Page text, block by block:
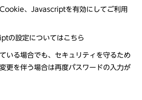
、Javascriptを有効にしてご利用
の設定についてはこちら
いる場合でも、セキュリティを守るため
更を伴う場合は再度パスワードの入力が